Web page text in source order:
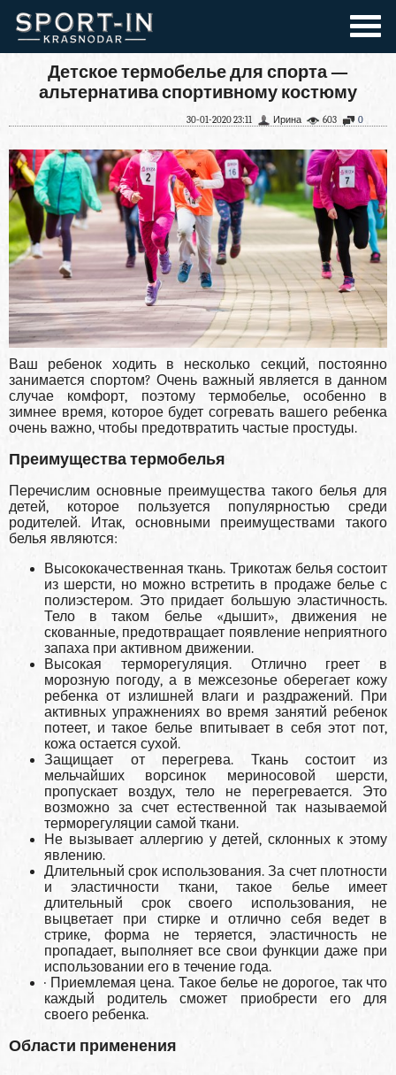
Детское термобелье для спорта —
альтернатива спортивному костюму
0
603
Ирина
30-01-2020 23:11
Ваш ребенок ходить в несколько секций, постоянно
занимается спортом? Очень важный является в данном
случае комфорт, поэтому термобелье, особенно в
зимнее время, которое будет согревать вашего ребенка
очень важно, чтобы предотвратить частые простуды.
Преимущества термобелья
Перечислим основные преимущества такого белья для
детей, которое пользуется популярностью среди
родителей. Итак, основными преимуществами такого
белья являются:
Высококачественная ткань. Трикотаж белья состоит
из шерсти, но можно встретить в продаже белье с
полиэстером. Это придает большую эластичность.
Тело в таком белье «дышит», движения не
скованные, предотвращает появление неприятного
запаха при активном движении.
Высокая терморегуляция. Отлично греет в
морозную погоду, а в межсезонье оберегает кожу
ребенка от излишней влаги и раздражений. При
активных упражнениях во время занятий ребенок
потеет, и такое белье впитывает в себя этот пот,
кожа остается сухой.
Защищает от перегрева. Ткань состоит из
мельчайших ворсинок мериносовой шерсти,
пропускает воздух, тело не перегревается. Это
возможно за счет естественной так называемой
терморегуляции самой ткани.
Не вызывает аллергию у детей, склонных к этому
явлению.
Длительный срок использования. За счет плотности
и эластичности ткани, такое белье имеет
длительный срок своего использования, не
выцветает при стирке и отлично себя ведет в
стрике, форма не теряется, эластичность не
пропадает, выполняет все свои функции даже при
использовании его в течение года.
· Приемлемая цена. Такое белье не дорогое, так что
каждый родитель сможет приобрести его для
своего ребенка.
Области применения